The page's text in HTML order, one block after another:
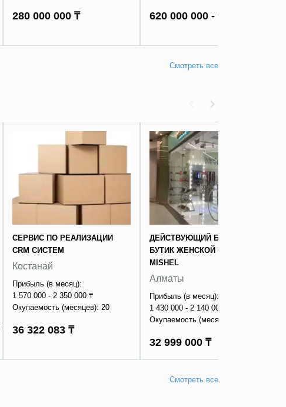
280 000 000 ₸ 620 000 000 - 930 000 000 ₸
СЕРВИС ПО РЕАЛИЗАЦИИ
CRM СИСТЕМ
Костанай
Прибыль (в месяц):
1 570 000 - 2 350 000 ₸
Окупаемость (месяцев): 20
36 322 083 ₸
ДЕЙСТВУЮЩИЙ БИЗНЕС
БУТИК ЖЕНСКОЙ ОДЕЖДЫ
MISHEL
Алматы
Прибыль (в месяц):
1 430 000 - 2 140 000 ₸
Окупаемость (месяцев): 18
32 999 000 ₸